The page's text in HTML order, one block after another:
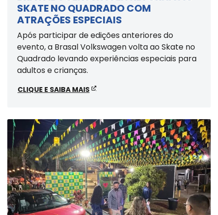
SKATE NO QUADRADO COM
ATRAÇÕES ESPECIAIS
Após participar de edições anteriores do
evento, a Brasal Volkswagen volta ao Skate no
Quadrado levando experiências especiais para
adultos e crianças.
CLIQUE E SAIBA MAIS